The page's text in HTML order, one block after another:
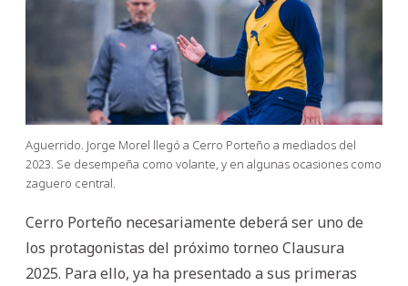
Aguerrido. Jorge Morel llegó a Cerro Porteño a mediados del
2023. Se desempeña como volante, y en algunas ocasiones como
zaguero central.
Cerro Porteño necesariamente deberá ser uno de
los protagonistas del próximo torneo Clausura
2025. Para ello, ya ha presentado a sus primeras